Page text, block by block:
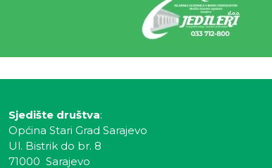
Sjedište društva:
Općina Stari Grad Sarajevo
Ul. Bistrik do br. 8
71000 Sarajevo